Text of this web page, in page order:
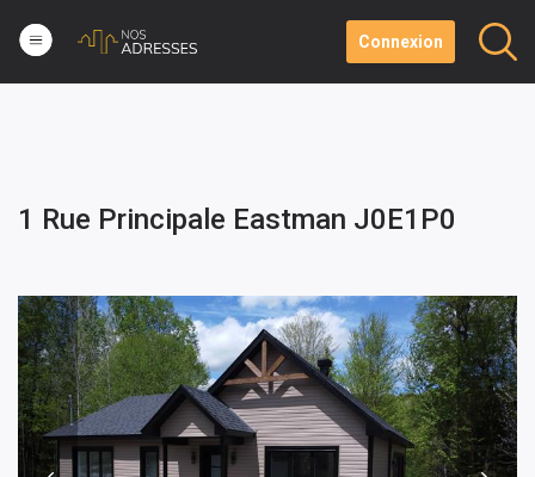
Connexion
1 Rue Principale Eastman J0E1P0